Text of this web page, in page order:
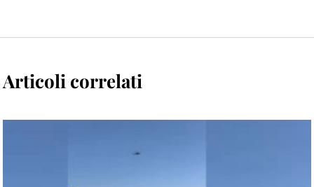
Articoli correlati